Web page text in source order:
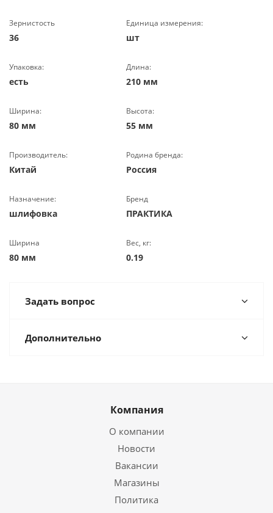
Зернистость
36
Единица измерения:
шт
Упаковка:
есть
Длина:
210 мм
Ширина:
80 мм
Высота:
55 мм
Производитель:
Китай
Родина бренда:
Россия
Назначение:
шлифовка
Бренд
ПРАКТИКА
Ширина
80 мм
Вес, кг:
0.19
Задать вопрос
Дополнительно
Компания
О компании
Новости
Вакансии
Магазины
Политика